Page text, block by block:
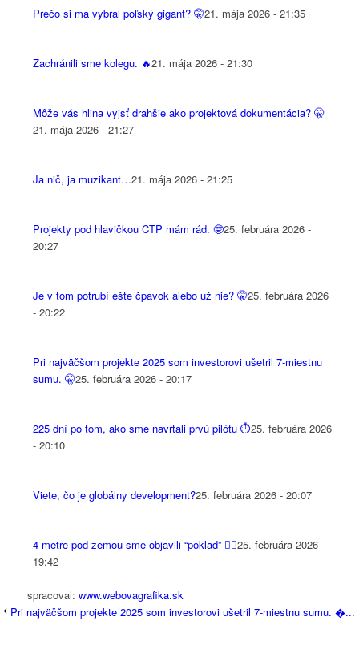
Prečo si ma vybral poľský gigant? 🤫21. mája 2026 - 21:35
Zachránili sme kolegu. 🔥21. mája 2026 - 21:30
Môže vás hlina vyjsť drahšie ako projektová dokumentácia? 🤫
21. mája 2026 - 21:27
Ja nič, ja muzikant…21. mája 2026 - 21:25
Projekty pod hlavičkou CTP mám rád. 🤓25. februára 2026 -
20:27
Je v tom potrubí ešte čpavok alebo už nie? 🤫25. februára 2026
- 20:22
Pri najväčšom projekte 2025 som investorovi ušetril 7-miestnu
sumu. 🤫25. februára 2026 - 20:17
225 dní po tom, ako sme navŕtali prvú pilótu ⏱️25. februára 2026
- 20:10
Viete, čo je globálny development?25. februára 2026 - 20:07
4 metre pod zemou sme objavili “poklad” 😵‍💫25. februára 2026 -
19:42
spracoval: www.webovagrafika.sk
Pri najväčšom projekte 2025 som investorovi ušetril 7-miestnu sumu. �...